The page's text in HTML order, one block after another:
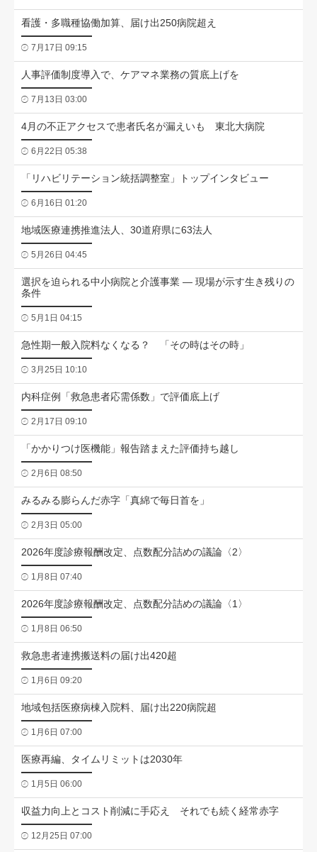
看護・多職種協働加算、届け出250病院超え
7月17日 09:15
人事評価制度導入で、ケアマネ業務の質底上げを
7月13日 03:00
4月の不正アクセスで患者氏名が漏えいも 東北大病院
6月22日 05:38
「リハビリテーション統括調整室」トップインタビュー
6月16日 01:20
地域医療連携推進法人、30道府県に63法人
5月26日 04:45
選択を迫られる中小病院と介護事業 ― 現場が示す生き残りの
条件
5月1日 04:15
急性期一般入院料なくなる？ 「その時はその時」
3月25日 10:10
内科症例「救急患者応需係数」で評価底上げ
2月17日 09:10
「かかりつけ医機能」報告踏まえた評価持ち越し
2月6日 08:50
みるみる膨らんだ赤字「真綿で毎日首を」
2月3日 05:00
2026年度診療報酬改定、点数配分詰めの議論〈2〉
1月8日 07:40
2026年度診療報酬改定、点数配分詰めの議論〈1〉
1月8日 06:50
救急患者連携搬送料の届け出420超
1月6日 09:20
地域包括医療病棟入院料、届け出220病院超
1月6日 07:00
医療再編、タイムリミットは2030年
1月5日 06:00
収益力向上とコスト削減に手応え それでも続く経常赤字
12月25日 07:00